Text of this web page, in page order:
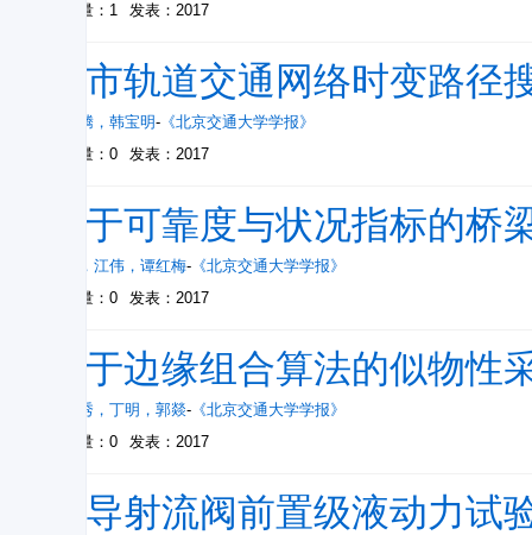
被引量：1
发表：2017
城市轨道交通网络时变路径
周玮腾 ， 韩宝明- 《北京交通大学学报》
被引量：0
发表：2017
基于可靠度与状况指标的桥
， 江伟 ， 谭红梅- 《北京交通大学学报》
被引量：0
发表：2017
基于边缘组合算法的似物性
付文秀 ， 丁明 ， 郭燚- 《北京交通大学学报》
被引量：0
发表：2017
偏导射流阀前置级液动力试